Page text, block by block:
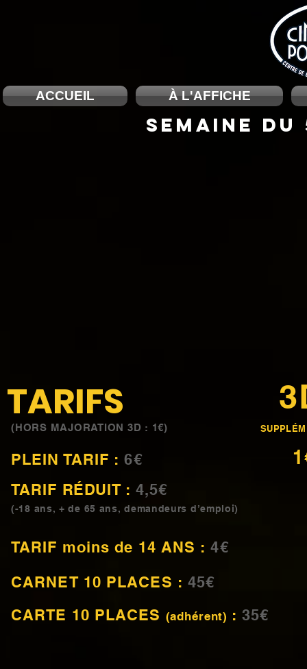
ACCUEIL À L'AFFICHE
SEMAINE
TARIFS
(HORS MAJORATION 3D : 1€)
PLEIN TARIF :6€
TARIF RÉDUIT :4,5€
(-18 ans, + de 65 ans, demandeurs d’emploi)
TARIF moins de 14 ANS :4€
CARNET 10 PLACES : 45€
CARTE 10 PLACES (adhérent) :35€